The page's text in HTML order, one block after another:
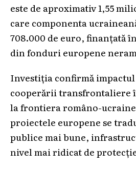
este de aproximativ 1,55
care componenta
708.000 de euro, finanțată
din fonduri europene
Investiția confirmă
cooperării transfrontaliere
la frontiera româno-
proiectele europene se
publice mai bune,
nivel mai ridicat de